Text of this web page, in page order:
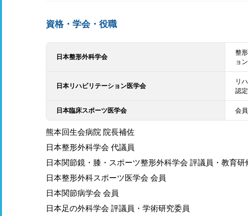
資格・学会・役職
日本整形外科学会
整
ョ
日本リハビリテーション医学会
リ
認
日本臨床スポーツ医学会 会員
熊本回生会病院 院長補佐
日本整形外科学会 代議員
日本関節鏡・膝・スポーツ整形外科学会 評議員・教育研
日本整形外科スポーツ医学会 会員
日本関節病学会 会員
日本足の外科学会 評議員・学術研究委員